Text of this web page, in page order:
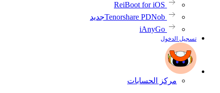
ReiBoot for iOS
Tenorshare PDNobجديد
iAnyGo
تسجيل الدخول
مركز الحسابات